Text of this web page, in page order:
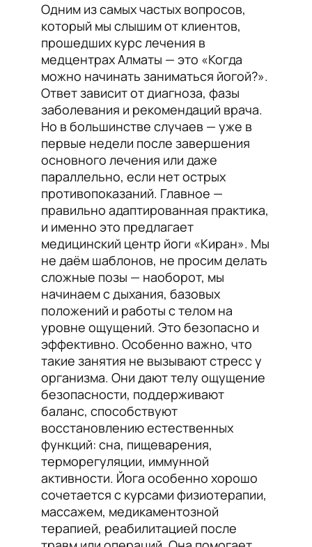
Одним из самых частых вопросов,
который мы слышим от клиентов,
прошедших курс лечения в
медцентрах Алматы — это «Когда
можно начинать заниматься йогой?».
Ответ зависит от диагноза, фазы
заболевания и рекомендаций врача.
Но в большинстве случаев — уже в
первые недели после завершения
основного лечения или даже
параллельно, если нет острых
противопоказаний. Главное —
правильно адаптированная практика,
и именно это предлагает
медицинский центр йоги «Киран». Мы
не даём шаблонов, не просим делать
сложные позы — наоборот, мы
начинаем с дыхания, базовых
положений и работы с телом на
уровне ощущений. Это безопасно и
эффективно. Особенно важно, что
такие занятия не вызывают стресс у
организма. Они дают телу ощущение
безопасности, поддерживают
баланс, способствуют
восстановлению естественных
функций: сна, пищеварения,
терморегуляции, иммунной
активности. Йога особенно хорошо
сочетается с курсами физиотерапии,
массажем, медикаментозной
терапией, реабилитацией после